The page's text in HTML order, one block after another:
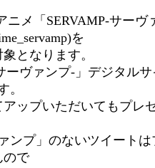
ニメ「SERVAMP-サーヴ
を
となります。
ーヴァンプ-」デジタル
。
ップいただいてもプレ
ンプ」のないツイートは
ので